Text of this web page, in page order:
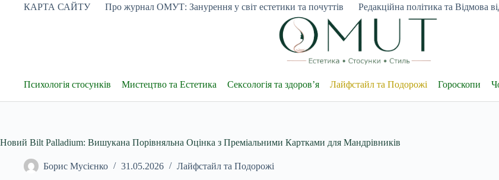
ПерейтиКАРТА САЙТУ Про журнал ОМУТ: Занурення у світ естетики та почуттів Редакційна політика та Відмова
Психологія стосунків Мистецтво та Естетика Сексологія та здоров’я Лайфстайл та Подорожі Гороскопи
Новий Bilt Palladium: Вишукана Порівняльна Оцінка з Преміальними Картками для Мандрівників
Борис Мусієнко 31.05.2026 Лайфстайл та Подорожі